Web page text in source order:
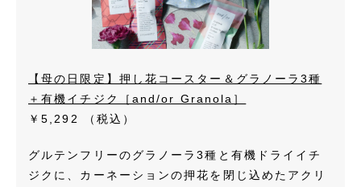
【母の日限定】押し花コースター＆グラノーラ3種
＋有機イチジク［and/or Granola］
￥5,292
（税込）
グルテンフリーのグラノーラ3種と有機ドライイチ
ジクに、カーネーションの押花を閉じ込めたアクリ